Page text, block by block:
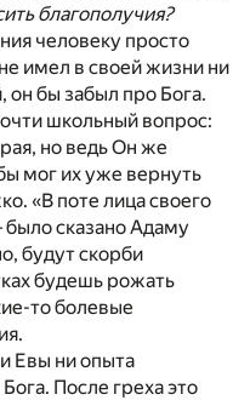
благополучия?
человеку просто
имел в своей жизни ни
он бы забыл про Бога.
школьный вопрос:
но ведь Он же
мог их уже вернуть
«В поте лица своего
сказано Адаму
будут скорби
будешь рожать
то болевые
Евы ни опыта
После греха это